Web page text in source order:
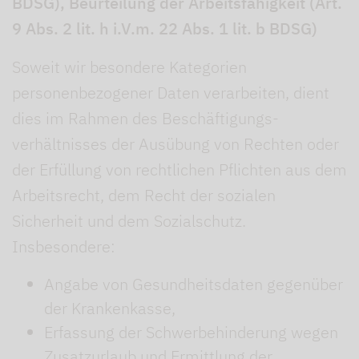
9 Abs. 2 lit. h i.V.m. 22 Abs. 1 lit. b BDSG)
Soweit wir besondere Kategorien
personenbezogener Daten verarbeiten, dient
dies im Rahmen des Beschäftigungs-
verhältnisses der Ausübung von Rechten oder
der Erfüllung von rechtlichen Pflichten aus dem
Arbeitsrecht, dem Recht der sozialen
Sicherheit und dem Sozialschutz.
Insbesondere:
Angabe von Gesundheitsdaten gegenüber
der Krankenkasse,
Erfassung der Schwerbehinderung wegen